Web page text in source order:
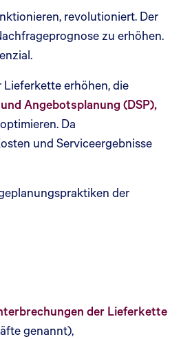
revolutioniert. Der
zu erhöhen.
erhöhen, die
Angebotsplanung (DSP),
Da
und Serviceergebnisse
der
der Lieferkette
genannt),